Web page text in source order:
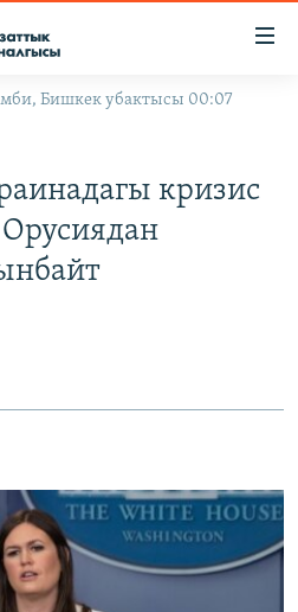
Бишкек убактысы 00:07
кризис